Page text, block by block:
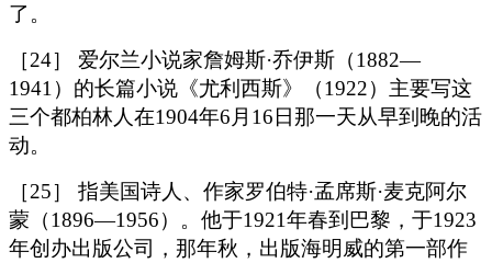
了。
［24］ 爱尔兰小说家詹姆斯·乔伊斯（1882—
1941）的长篇小说《尤利西斯》（1922）主要写这
三个都柏林人在1904年6月16日那一天从早到晚的活
动。
［25］ 指美国诗人、作家罗伯特·孟席斯·麦克阿尔
蒙（1896—1956）。他于1921年春到巴黎，于1923
年创办出版公司，那年秋，出版海明威的第一部作